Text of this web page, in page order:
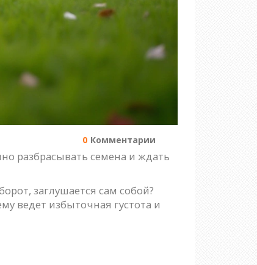
0 Комментарии
разбрасывать семена и ждать
заглушается сам собой?
ведет избыточная густота и